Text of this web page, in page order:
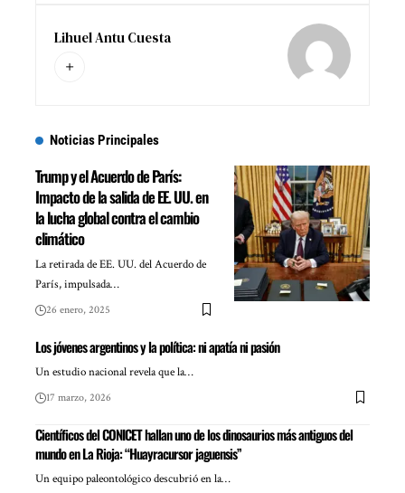
Lihuel Antu Cuesta
Noticias Principales
Trump y el Acuerdo de París:
Impacto de la salida de EE. UU. en
la lucha global contra el cambio
climático
La retirada de EE. UU. del Acuerdo de
París, impulsada…
26 enero, 2025
Los jóvenes argentinos y la política: ni apatía ni pasión
Un estudio nacional revela que la…
17 marzo, 2026
Científicos del CONICET hallan uno de los dinosaurios más antiguos del
mundo en La Rioja: “Huayracursor jaguensis”
Un equipo paleontológico descubrió en la…